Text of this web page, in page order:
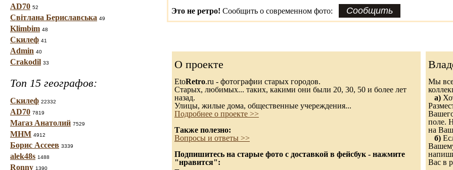
AD70 52
Світлана Бериславська 49
Klimbim 48
Скилеф 41
Admin 40
Crakodil 33
Топ 15 географов:
Скилеф 22332
AD70 7819
Магаз Анатолий 7529
МНМ 4912
Борис Ассеев 3339
alek48s 1488
Ronny 1390
Это не ретро! Сообщить о современном фото:
О проекте
EtoRetro.ru - фотографии старых городов.
Старых, любимых... таких, какими они были 20, 30, 50 и более лет
назад.
Улицы, жилые дома, общественные учереждения...
Подробнее о проекте >>
Также полезно:
Вопросы и ответы >>
Подпишитесь на старые фото с доставкой в фейсбук - нажмите
"нравится":
Мы
а)
поле.
на Ваш
б)
Вас в